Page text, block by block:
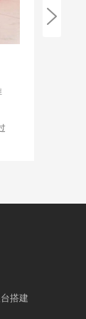
过
搭建